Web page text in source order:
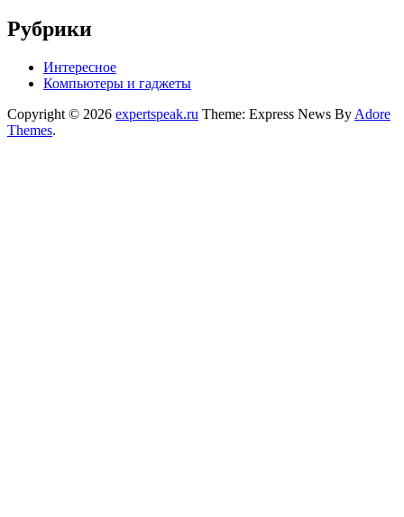
Рубрики
Интересное
Компьютеры и гаджеты
Copyright © 2026 expertspeak.ru Theme: Express News By Adore
Themes.